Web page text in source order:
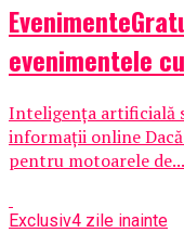
evenimentele
Inteligența artificială
informații online
pentru motoarele de...
Exclusiv4 zile inainte